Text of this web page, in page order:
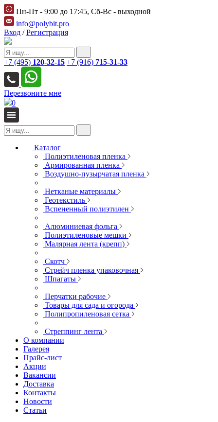
Пн-Пт - 9:00 до 17:45, Сб-Вс - выходной
info@polybit.pro
Вход /Регистрация
+7 (495) 120-32-15 +7 (916) 715-31-33
Перезвоните мне
0
Каталог
Полиэтиленовая пленка
Армированная пленка
Воздушно-пузырчатая пленка
Нетканые материалы
Геотекстиль
Вспененный полиэтилен
Алюминиевая фольга
Полиэтиленовые мешки
Малярная лента (крепп)
Скотч
Стрейч пленка упаковочная
Шпагаты
Перчатки рабочие
Товары для сада и огорода
Полипропиленовая сетка
Стреппинг лента
О компании
Галерея
Прайс-лист
Акции
Вакансии
Доставка
Контакты
Новости
Статьи